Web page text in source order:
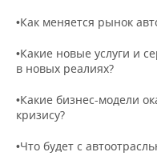
ОТКРЫТАЯ ЛЕКЦИЯ
БАСКЕТБОЛ
ВОЛЕЙБОЛ
КИБЕРСПОРТ
ИНФРАСТРУКТУРА
ИСТОРИЯ
КУЛЬТУРА
СПРАВОЧНИК
СПИСОК ПЕРСОН
СПИСОК КОМПАНИЙ
ПОЛНАЯ ВЕРСИЯ
•Как меняется рынок
•Какие новые услуги и
в новых реалиях?
•Какие бизнес-модели
кризису?
•Что будет с